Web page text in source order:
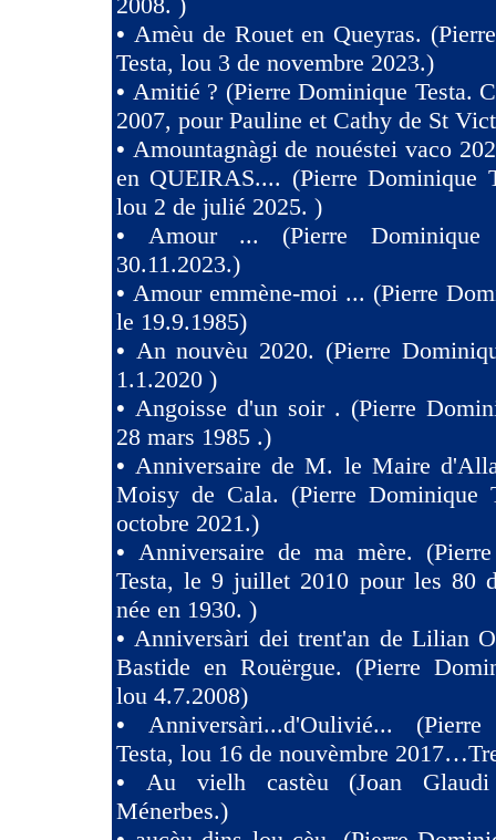
• Amèu de Rouet en Queyras.
Testa, lou 3 de novembre 2023.)
• Amitié ? (Pierre Dominique Testa.
2007, pour Pauline et Cathy de St
• Amountagnàgi de nouéstei vaco
en QUEIRAS.... (Pierre Dominique
lou 2 de julié 2025. )
• Amour ... (Pierre Dominique
30.11.2023.)
• Amour emmène-moi ... (Pierre
le 19.9.1985)
• An nouvèu 2020. (Pierre
1.1.2020 )
• Angoisse d'un soir . (Pierre
28 mars 1985 .)
•Anniversaire de M. le Maire
Moisy de Cala. (Pierre Dominique
octobre 2021.)
• Anniversaire de ma mère.
Testa, le 9 juillet 2010 pour les 80
née en 1930. )
•Anniversàri dei trent'an de Lilian
Bastide en Rouërgue. (Pierre
lou 4.7.2008)
• Anniversàri...d'Oulivié...
Testa, lou 16 de nouvèmbre
• Au vielh castèu (Joan
Ménerbes.)